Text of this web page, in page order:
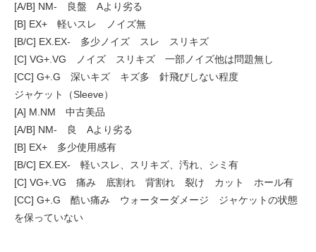
[A/B] NM- 良盤 Aより劣る
[B] EX+ 軽いスレ ノイズ無
[B/C] EX.EX- 多少ノイズ スレ スリキズ
[C] VG+.VG ノイズ スリキズ 一部ノイズ他は問題無し
[CC] G+.G 深いキズ キズ多 針飛びしない程度
ジャケット（Sleeve）
[A] M.NM 中古美品
[A/B] NM- 良 Aより劣る
[B] EX+ 多少使用感有
[B/C] EX.EX- 軽いスレ、スリキズ、汚れ、シミ有
[C] VG+.VG 痛み 底割れ 背割れ 裂け カット ホール有
[CC] G+.G 酷い痛み ウォーターダメージ ジャケットの状態
を保っていない